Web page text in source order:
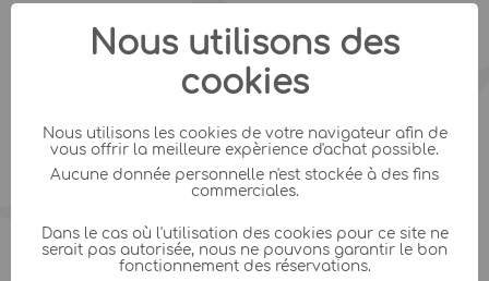
Nous utilisons des
cookies
Nous utilisons les cookies de votre navigateur afin de
vous offrir la meilleure expèrience d'achat possible.
Aucune donnée personnelle n'est stockée à des fins
commerciales.
Dans le cas où l'utilisation des cookies pour ce site ne
serait pas autorisée, nous ne pouvons garantir le bon
fonctionnement des réservations.